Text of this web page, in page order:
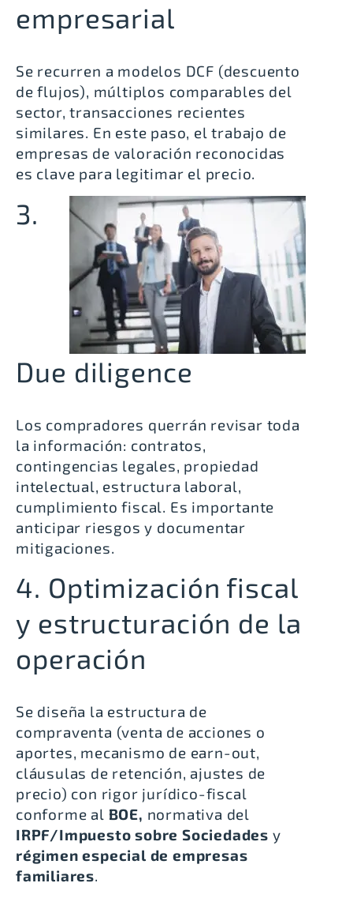
empresarial
Se recurren a modelos DCF (descuento
de flujos), múltiplos comparables del
sector, transacciones recientes
similares. En este paso, el trabajo de
empresas de valoración reconocidas
es clave para legitimar el precio.
3.
Due diligence
Los compradores querrán revisar toda
la información: contratos,
contingencias legales, propiedad
intelectual, estructura laboral,
cumplimiento fiscal. Es importante
anticipar riesgos y documentar
mitigaciones.
4. Optimización fiscal
y estructuración de la
operación
Se diseña la estructura de
compraventa (venta de acciones o
aportes, mecanismo de earn-out,
cláusulas de retención, ajustes de
precio) con rigor jurídico-fiscal
conforme al BOE, normativa del
IRPF/Impuesto sobre Sociedades y
régimen especial de empresas
familiares.